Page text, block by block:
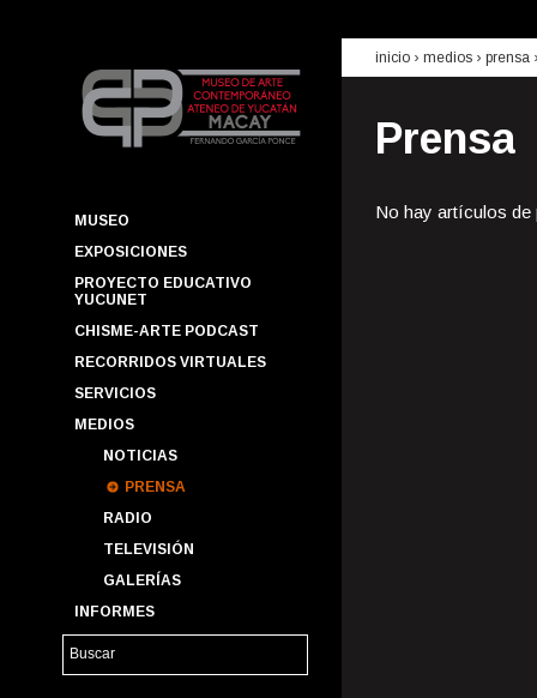
MUSEO
EXPOSICIONES
PROYECTO EDUCATIVO
YUCUNET
CHISME-ARTE PODCAST
RECORRIDOS VIRTUALES
SERVICIOS
MEDIOS
NOTICIAS
PRENSA
RADIO
TELEVISIÓN
GALERÍAS
INFORMES
inicio › medios › prensa
Prensa
No hay artículos de